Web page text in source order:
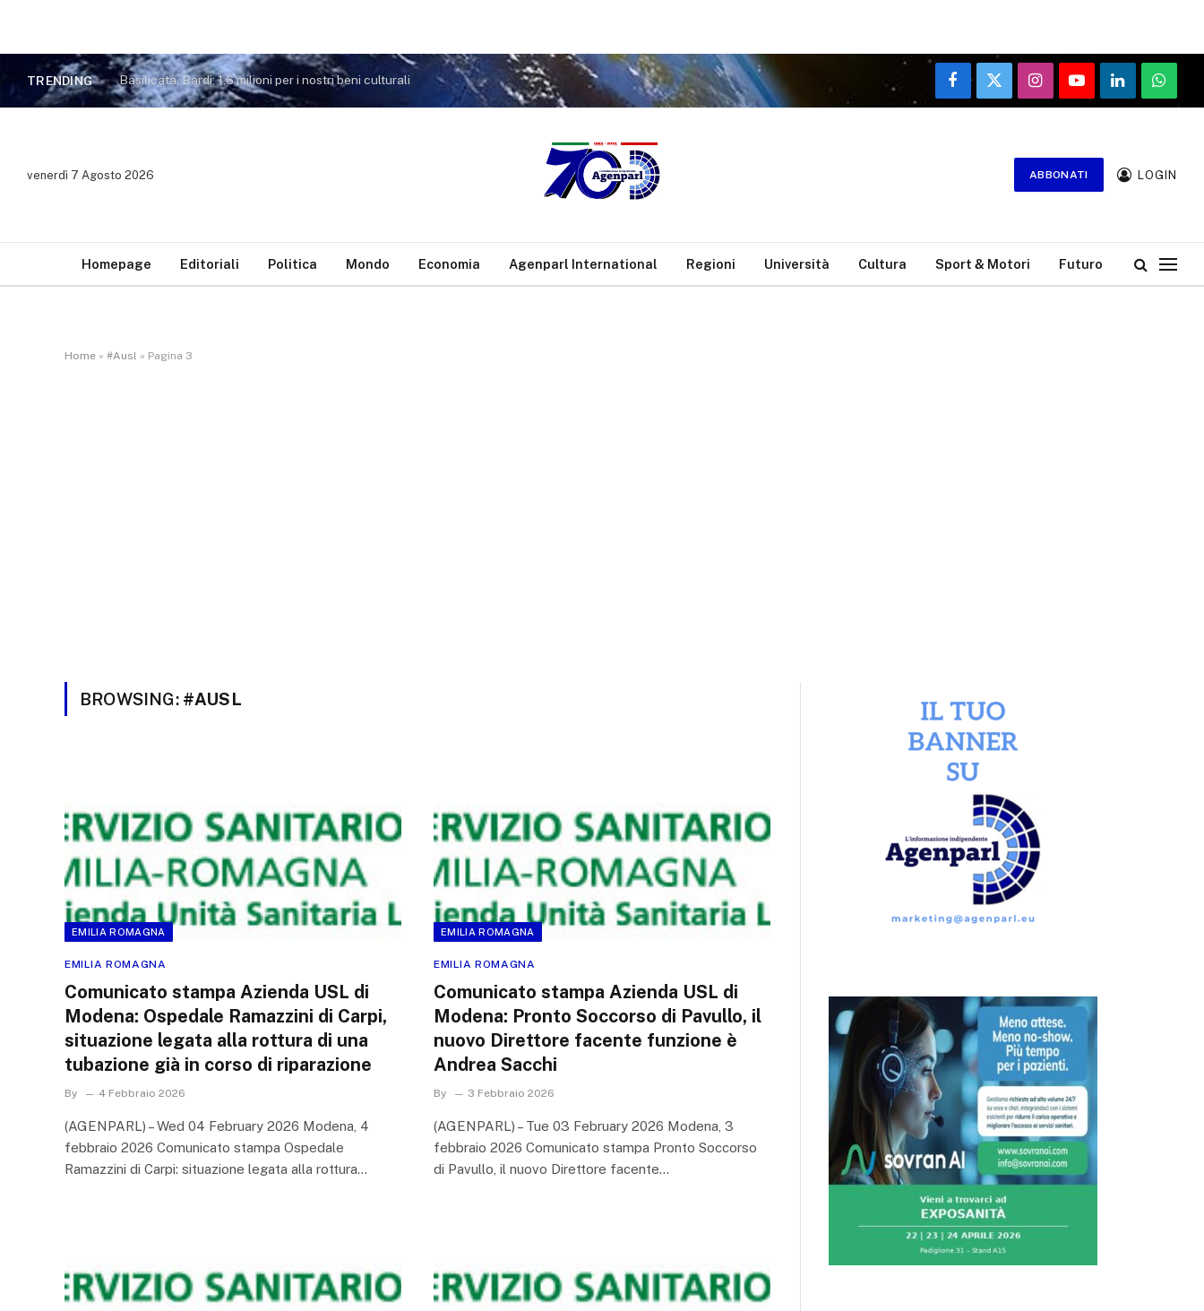
TRENDING Basilicata, Bardi: 1,6 milioni per i nostri beni culturali
Facebook
X
(Twitter)
InstagramYouTubeLinkedIn
venerdì 7 Agosto 2026 ABBONATI LOGIN
Homepage Editoriali Politica Mondo Economia Agenparl International Regioni Università Cultura Sport & Motori Futuro
Home » #Ausl » Pagina 3
BROWSING: #AUSL
EMILIA ROMAGNA
EMILIA ROMAGNA
Comunicato stampa Azienda USL di
Modena: Ospedale Ramazzini di Carpi,
situazione legata alla rottura di una
tubazione già in corso di riparazione
By 4 Febbraio 2026
(AGENPARL) – Wed 04 February 2026 Modena, 4
febbraio 2026 Comunicato stampa Ospedale
Ramazzini di Carpi: situazione legata alla rottura…
EMILIA ROMAGNA
EMILIA ROMAGNA
Comunicato stampa Azienda USL di
Modena: Pronto Soccorso di Pavullo, il
nuovo Direttore facente funzione è
Andrea Sacchi
By 3 Febbraio 2026
(AGENPARL) – Tue 03 February 2026 Modena, 3
febbraio 2026 Comunicato stampa Pronto Soccorso
di Pavullo, il nuovo Direttore facente…